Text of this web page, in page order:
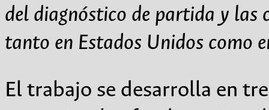
del diagnóstico de partida y las
tanto en Estados Unidos como
El trabajo se desarrolla en